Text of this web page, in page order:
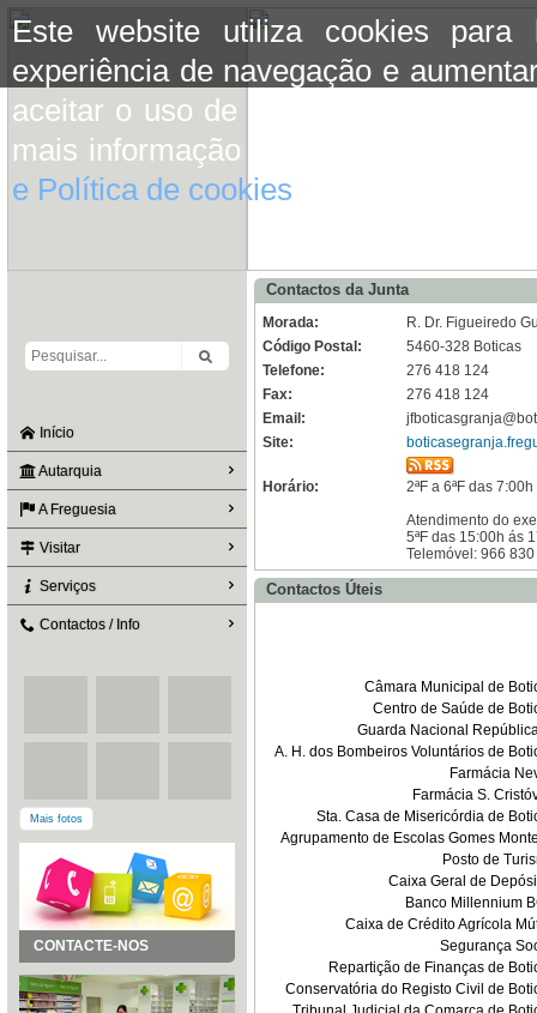
Este website utiliza cookies para
experiência de navegação e
aceitar o uso de cookies basta
mais informação consulte a
e Política de cookies
Início
Autarquia
A Freguesia
Visitar
Serviços
Contactos / Info
Mais fotos
CONTACTE-NOS
Contactos da Junta
Morada:
R. Dr. Figueiredo
Código Postal:
5460-328 Boticas
Telefone:
276 418 124
Fax:
276 418 124
Email:
Site:
Horário:
2ªF a 6ªF das
Atendimento do
5ªF das 15:00h ás
Telemóvel: 966
Contactos Úteis
Câmara Municipal de
Centro de Saúde de
Guarda Nacional
A. H. dos Bombeiros Voluntários de
Farmácia
Farmácia S.
Sta. Casa de Misericórdia de
Agrupamento de Escolas Gomes
Posto de
Caixa Geral de
Banco Millennium
Caixa de Crédito Agrícola
Segurança
Repartição de Finanças de
Conservatória do Registo Civil de